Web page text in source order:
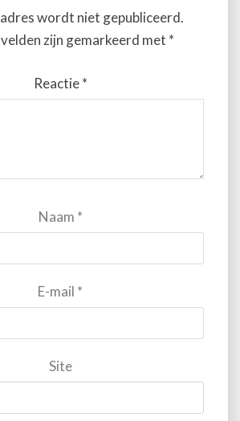
wordt niet gepubliceerd.
zijn gemarkeerd met *
Reactie*
Naam *
E-mail *
Site